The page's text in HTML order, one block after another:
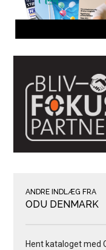
ANDRE INDLÆG FRA
ODU DENMARK
Hent kataloget med